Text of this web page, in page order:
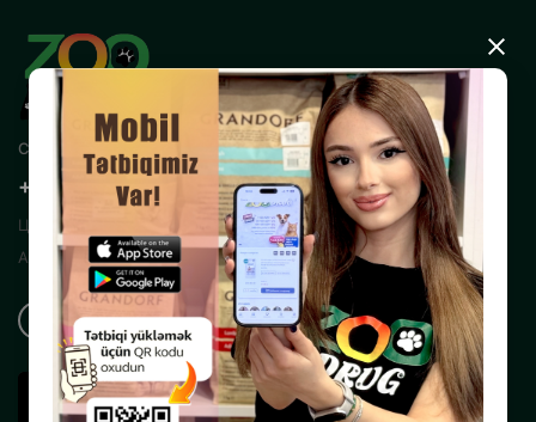
×
Свяжитесь с нами
+99450 200 35 13
Центральный Интернет Зоомагазин
Азербайджана